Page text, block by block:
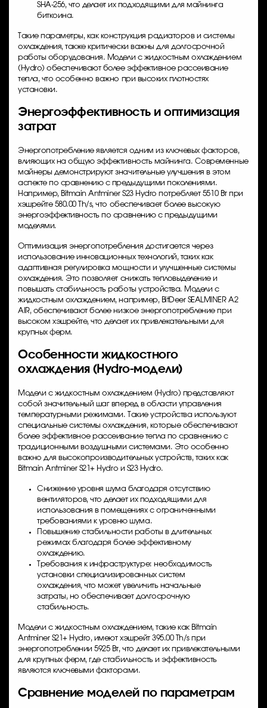
SHA-256, что делает их подходящими для майнинга
биткоина.
Такие параметры, как конструкция радиаторов и системы
охлаждения, также критически важны для долгосрочной
работы оборудования. Модели с жидкостным охлаждением
(Hydro) обеспечивают более эффективное рассеивание
тепла, что особенно важно при высоких плотностях
установки.
Энергоэффективность и оптимизация
затрат
Энергопотребление является одним из ключевых факторов,
влияющих на общую эффективность майнинга. Современные
майнеры демонстрируют значительные улучшения в этом
аспекте по сравнению с предыдущими поколениями.
Например, Bitmain Antminer S23 Hydro потребляет 5510 Вт при
хэшрейте 580.00 Th/s, что обеспечивает более высокую
энергоэффективность по сравнению с предыдущими
моделями.
Оптимизация энергопотребления достигается через
использование инновационных технологий, таких как
адаптивная регулировка мощности и улучшенные системы
охлаждения. Это позволяет снижать тепловыделение и
повышать стабильность работы устройства. Модели с
жидкостным охлаждением, например, BitDeer SEALMINER A2
AIR, обеспечивают более низкое энергопотребление при
высоком хэшрейте, что делает их привлекательными для
крупных ферм.
Особенности жидкостного
охлаждения (Hydro-модели)
Модели с жидкостным охлаждением (Hydro) представляют
собой значительный шаг вперед в области управления
температурными режимами. Такие устройства используют
специальные системы охлаждения, которые обеспечивают
более эффективное рассеивание тепла по сравнению с
традиционными воздушными системами. Это особенно
важно для высокопроизводительных устройств, таких как
Bitmain Antminer S21+ Hydro и S23 Hydro.
Снижение уровня шума благодаря отсутствию
вентиляторов, что делает их подходящими для
использования в помещениях с ограниченными
требованиями к уровню шума.
Повышение стабильности работы в длительных
режимах благодаря более эффективному
охлаждению.
Требования к инфраструктуре: необходимость
установки специализированных систем
охлаждения, что может увеличить начальные
затраты, но обеспечивает долгосрочную
стабильность.
Модели с жидкостным охлаждением, такие как Bitmain
Antminer S21+ Hydro, имеют хэшрейт 395.00 Th/s при
энергопотреблении 5925 Вт, что делает их привлекательными
для крупных ферм, где стабильность и эффективность
являются ключевыми факторами.
Сравнение моделей по параметрам